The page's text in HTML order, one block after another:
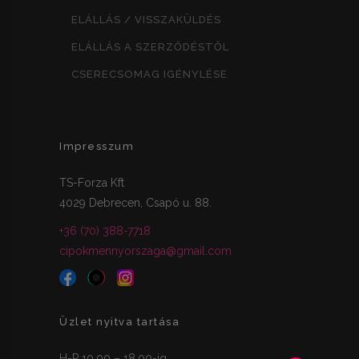
ELÁLLÁS / VISSZAKÜLDÉS
ELÁLLÁS A SZERZŐDÉSTŐL
CSERECSOMAG IGÉNYLÉSE
Impresszum
TS-Forza Kft
4029 Debrecen, Csapó u. 88.
+36 (70) 388-7718
cipokmennyorszaga@gmail.com
Üzlet nyitva tartása